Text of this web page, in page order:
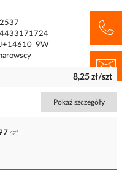
8,25 zł/szt
Pokaż szczegóły
szt